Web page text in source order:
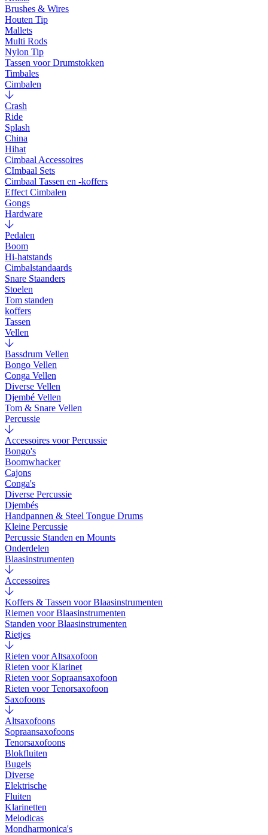
Brushes & Wires
Houten Tip
Mallets
Multi Rods
Nylon Tip
Tassen voor Drumstokken
Timbales
Cimbalen
Crash
Ride
Splash
China
Hihat
Cimbaal Accessoires
CImbaal Sets
Cimbaal Tassen en -koffers
Effect Cimbalen
Gongs
Hardware
Pedalen
Boom
Hi-hatstands
Cimbalstandaards
Snare Staanders
Stoelen
Tom standen
koffers
Tassen
Vellen
Bassdrum Vellen
Bongo Vellen
Conga Vellen
Diverse Vellen
Djembé Vellen
Tom & Snare Vellen
Percussie
Accessoires voor Percussie
Bongo's
Boomwhacker
Cajons
Conga's
Diverse Percussie
Djembés
Handpannen & Steel Tongue Drums
Kleine Percussie
Percussie Standen en Mounts
Onderdelen
Blaasinstrumenten
Accessoires
Koffers & Tassen voor Blaasinstrumenten
Riemen voor Blaasinstrumenten
Standen voor Blaasinstrumenten
Rietjes
Rieten voor Altsaxofoon
Rieten voor Klarinet
Rieten voor Sopraansaxofoon
Rieten voor Tenorsaxofoon
Saxofoons
Altsaxofoons
Sopraansaxofoons
Tenorsaxofoons
Blokfluiten
Bugels
Diverse
Elektrische
Fluiten
Klarinetten
Melodicas
Mondharmonica's